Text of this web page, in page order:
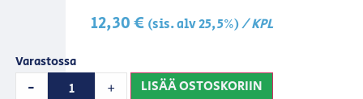
12,30€ (sis. alv 25,5%)/ KPL
Varastossa
- + LISÄÄ OSTOSKORIIN